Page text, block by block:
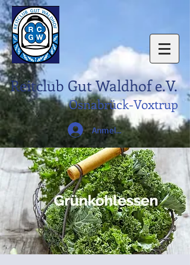
Reitclub Gut Waldhof e.V.
Osnabrück-Voxtrup
Anmelden